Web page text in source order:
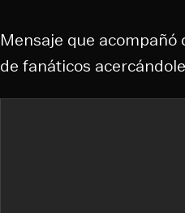
Mensaje que
de fanáticos